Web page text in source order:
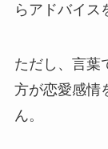
らアドバイス
ただし、言葉
方が恋愛感情
ん。